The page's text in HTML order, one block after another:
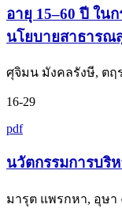
อายุ 15–60 ปี ใน
นโยบายสาธารณ
ศุจิมน มังคลรังษี, ต
16-29
pdf
นวัตกรรมการบริ
มารุต แพรกหา, อุษ